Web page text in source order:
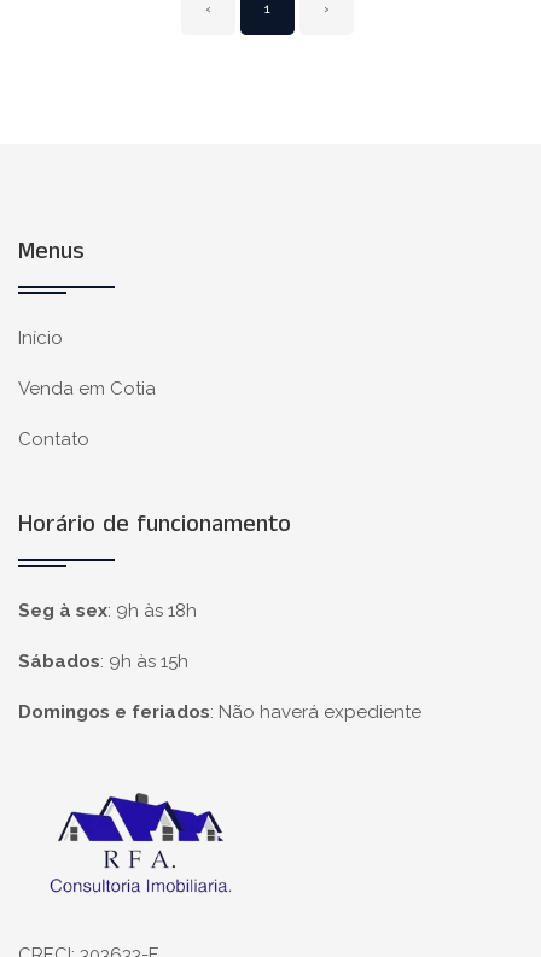
‹ 1 ›
Menus
Início
Venda em Cotia
Contato
Horário de funcionamento
Seg à sex: 9h às 18h
Sábados: 9h às 15h
Domingos e feriados: Não haverá expediente
Página inicial